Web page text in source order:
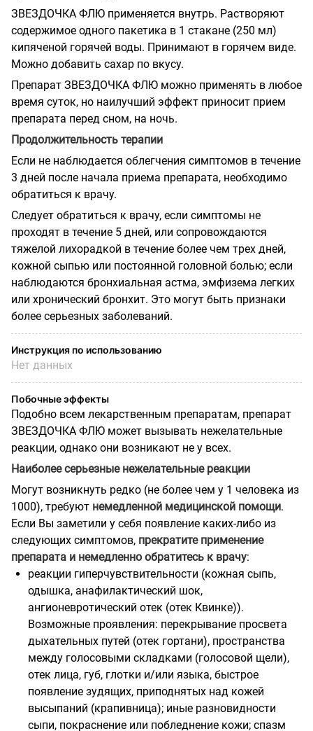
ЗВЕЗДОЧКА ФЛЮ применяется внутрь. Растворяют
содержимое одного пакетика в 1 стакане (250 мл)
кипяченой горячей воды. Принимают в горячем виде.
Можно добавить сахар по вкусу.
Препарат ЗВЕЗДОЧКА ФЛЮ можно применять в любое
время суток, но наилучший эффект приносит прием
препарата перед сном, на ночь.
Продолжительность терапии
Если не наблюдается облегчения симптомов в течение
3 дней после начала приема препарата, необходимо
обратиться к врачу.
Следует обратиться к врачу, если симптомы не
проходят в течение 5 дней, или сопровождаются
тяжелой лихорадкой в течение более чем трех дней,
кожной сыпью или постоянной головной болью; если
наблюдаются бронхиальная астма, эмфизема легких
или хронический бронхит. Это могут быть признаки
более серьезных заболеваний.
Инструкция по использованию
Нет данных
Побочные эффекты
Подобно всем лекарственным препаратам, препарат
ЗВЕЗДОЧКА ФЛЮ может вызывать нежелательные
реакции, однако они возникают не у всех.
Наиболее серьезные нежелательные реакции
Могут возникнуть редко (не более чем у 1 человека из
1000), требуют немедленной медицинской помощи.
Если Вы заметили у себя появление каких-либо из
следующих симптомов, прекратите применение
препарата и немедленно обратитесь к врачу:
реакции гиперчувствительности (кожная сыпь,
одышка, анафилактический шок,
ангионевротический отек (отек Квинке)).
Возможные проявления: перекрывание просвета
дыхательных путей (отек гортани), пространства
между голосовыми складками (голосовой щели),
отек лица, губ, глотки и/или языка, быстрое
появление зудящих, приподнятых над кожей
высыпаний (крапивница); иные разновидности
сыпи, покраснение или побледнение кожи; спазм